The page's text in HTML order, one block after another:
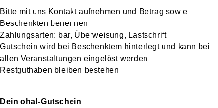
Bitte mit uns Kontakt aufnehmen und Betrag sowie
Beschenkten benennen
Zahlungsarten: bar, Überweisung, Lastschrift
Gutschein wird bei Beschenktem hinterlegt und kann bei
allen Veranstaltungen eingelöst werden
Restguthaben bleiben bestehen
Dein oha!-Gutschein